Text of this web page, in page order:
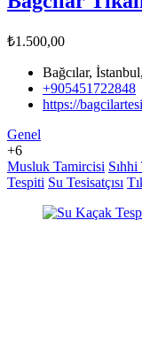
₺1.500,00
Bağcılar,
+905451722848
https://
Genel
+6
Musluk Tamircisi Sıhhi
Tespiti Su Tesisatçısı